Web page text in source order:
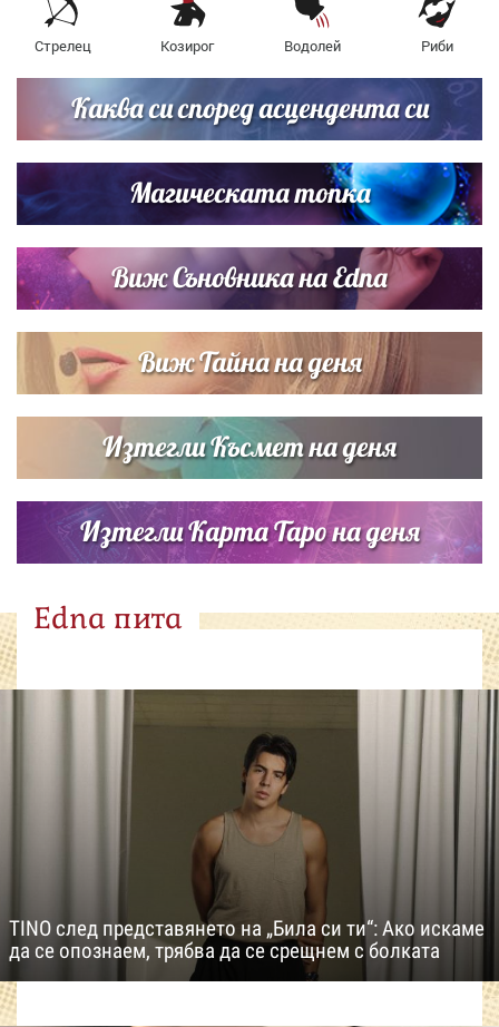
Стрелец Козирог Водолей Риби
Каква си според асцендента си
Магическата топка
Виж Съновника на Edna
Виж Тайна на деня
Изтегли Късмет на деня
Изтегли Карта Таро на деня
Edna пита
TINO след представянето на „Била си ти“: Ако искаме
да се опознаем, трябва да се срещнем с болката